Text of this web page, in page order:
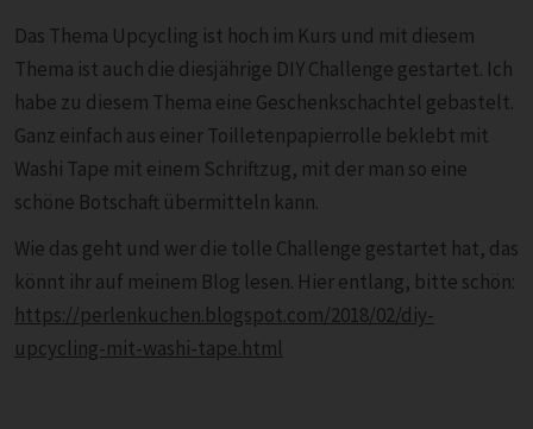
Das Thema Upcycling ist hoch im Kurs und mit diesem
Thema ist auch die diesjährige DIY Challenge gestartet. Ich
habe zu diesem Thema eine Geschenkschachtel gebastelt.
Ganz einfach aus einer Toilletenpapierrolle beklebt mit
Washi Tape mit einem Schriftzug, mit der man so eine
schöne Botschaft übermitteln kann.
Wie das geht und wer die tolle Challenge gestartet hat, das
könnt ihr auf meinem Blog lesen. Hier entlang, bitte schön:
https://perlenkuchen.blogspot.com/2018/02/diy-
upcycling-mit-washi-tape.html